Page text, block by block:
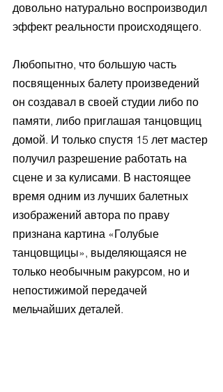
довольно натурально воспроизводил
эффект реальности происходящего.
Любопытно, что большую часть
посвященных балету произведений
он создавал в своей студии либо по
памяти, либо приглашая танцовщиц
домой. И только спустя 15 лет мастер
получил разрешение работать на
сцене и за кулисами. В настоящее
время одним из лучших балетных
изображений автора по праву
признана картина «Голубые
танцовщицы», выделяющаяся не
только необычным ракурсом, но и
непостижимой передачей
мельчайших деталей.